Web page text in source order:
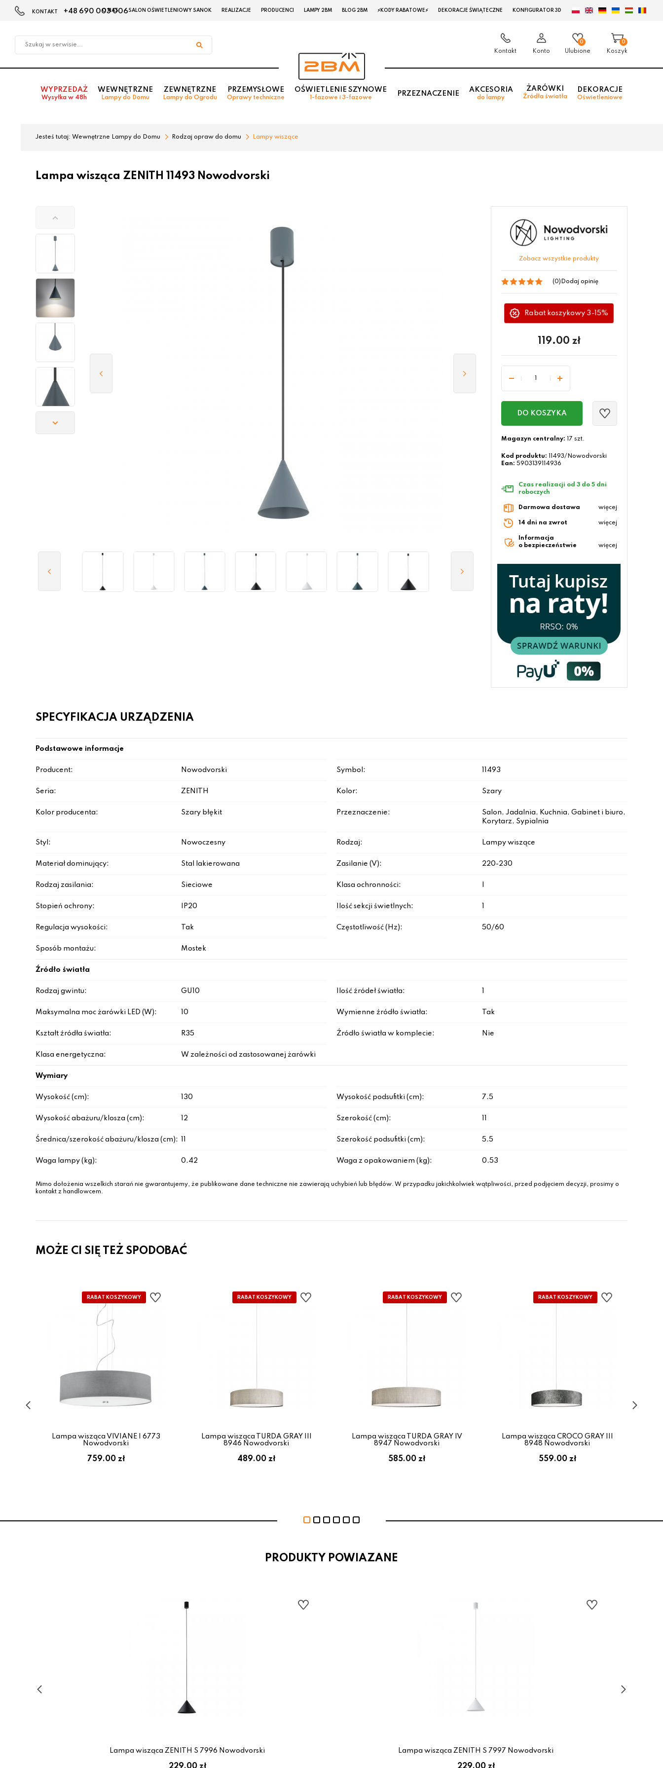
w
KONTAKT +48 690 003 006
O NAS SALON OŚWIETLENIOWY SANOK REALIZACJE PRODUCENCI LAMPY 2BM BLOG 2BM ⚡KODY RABATOWE⚡ DEKORACJE ŚWIĄTECZNE KONFIGURATOR 3D
Kontakt Konto
0
Ulubione
0
Koszyk
WYPRZEDAŻ
Wysyłka w 48h
WEWNĘTRZNE
Lampy do Domu
ZEWNĘTRZNE
Lampy do Ogrodu
PRZEMYSŁOWE
Oprawy techniczne
OŚWIETLENIE SZYNOWE
1-fazowe i 3-fazowe
PRZEZNACZENIE
AKCESORIA
do lampy
ŻARÓWKI
Źródła światła
DEKORACJE
Oświetleniowe
Jesteś tutaj: Wewnętrzne Lampy do Domu Rodzaj opraw do domu Lampy wiszące
Lampa wisząca ZENITH 11493 Nowodvorski
Zobacz wszystkie produkty
(0) Dodaj opinię
Rabat koszykowy 3-15%
119.00 zł
DO KOSZYKA
Magazyn centralny: 17 szt.
Kod produktu:
11493/Nowodvorski
Ean: 5903139114936
Czas realizacji od 3 do 5 dni
roboczych
Darmowa dostawa więcej
14 dni na zwrot więcej
Informacja
o bezpieczeństwie
więcej
SPECYFIKACJA URZĄDZENIA
Podstawowe informacje
Producent: Nowodvorski Symbol: 11493
Seria: ZENITH Kolor: Szary
Kolor producenta: Szary błękit Przeznaczenie:
Salon, Jadalnia, Kuchnia, Gabinet i biuro,
Korytarz, Sypialnia
Styl: Nowoczesny Rodzaj: Lampy wiszące
Materiał dominujący: Stal lakierowana Zasilanie (V): 220-230
Rodzaj zasilania: Sieciowe Klasa ochronności:
Stopień ochrony: IP20 Ilość sekcji świetlnych:
Regulacja wysokości: Tak Częstotliwość (Hz): 50/60
Sposób montażu: Mostek
Źródło światła
Rodzaj gwintu: GU10 Ilość źródeł światła:
Maksymalna moc żarówki LED (W): 10 Wymienne źródło światła: Tak
Kształt źródła światła: R35 Źródło światła w komplecie: Nie
Klasa energetyczna: W zależności od zastosowanej żarówki
Wymiary
Wysokość (cm): 130 Wysokość podsufitki (cm): 7.5
Wysokość abażuru/klosza (cm): 12 Szerokość (cm):
Średnica/szerokość abażuru/klosza (cm): Szerokość podsufitki (cm): 5.5
Waga lampy (kg): 0.42 Waga z opakowaniem (kg): 0.53
Mimo dołożenia wszelkich starań nie gwarantujemy, że publikowane dane techniczne nie zawierają uchybień lub błędów. W przypadku jakichkolwiek wątpliwości, przed podjęciem decyzji, prosimy o
kontakt z handlowcem.
MOŻE CI SIĘ TEŻ SPODOBAĆ
Lampa wisząca VIVIANE I 6773
Nowodvorski
759.00 zł
Lampa wisząca TURDA GRAY III
8946 Nowodvorski
489.00 zł
Lampa wisząca TURDA GRAY IV
8947 Nowodvorski
585.00 zł
Lampa wisząca CROCO GRAY III
8948 Nowodvorski
559.00 zł
PRODUKTY POWIAZANE
Lampa wisząca ZENITH S 7996 Nowodvorski Lampa wisząca ZENITH S 7997 Nowodvorski